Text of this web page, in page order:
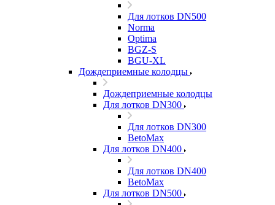
Для лотков DN500
Norma
Optima
BGZ-S
BGU-XL
Дождеприемные колодцы
Дождеприемные колодцы
Для лотков DN300
Для лотков DN300
BetoMax
Для лотков DN400
Для лотков DN400
BetoMax
Для лотков DN500